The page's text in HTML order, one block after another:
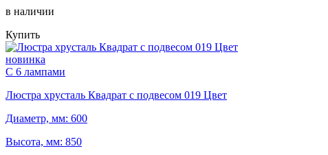
в наличии
Купить
новинка
С 6 лампами
Люстра хрусталь Квадрат с подвесом 019 Цвет
Диаметр, мм: 600
Высота, мм: 850